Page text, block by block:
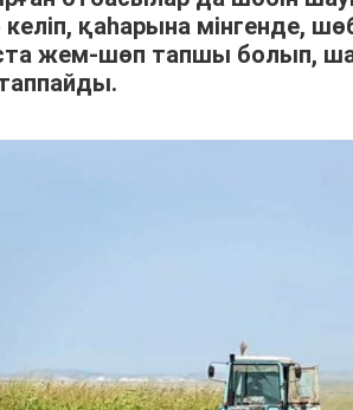
келіп, қаһарына
жем-шөп тапшы болып,